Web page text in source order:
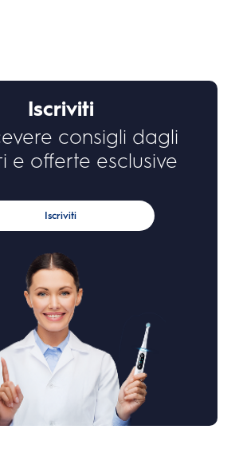
Iscriviti
consigli dagli
e offerte esclusive
Iscriviti